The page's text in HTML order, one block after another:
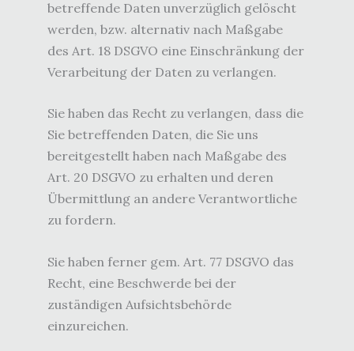
betreffende Daten unverzüglich gelöscht
werden, bzw. alternativ nach Maßgabe
des Art. 18 DSGVO eine Einschränkung der
Verarbeitung der Daten zu verlangen.
Sie haben das Recht zu verlangen, dass die
Sie betreffenden Daten, die Sie uns
bereitgestellt haben nach Maßgabe des
Art. 20 DSGVO zu erhalten und deren
Übermittlung an andere Verantwortliche
zu fordern.
Sie haben ferner gem. Art. 77 DSGVO das
Recht, eine Beschwerde bei der
zuständigen Aufsichtsbehörde
einzureichen.